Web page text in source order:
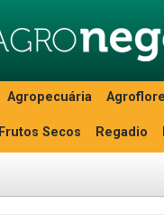
Agropecuária
Frutos Secos Regadio